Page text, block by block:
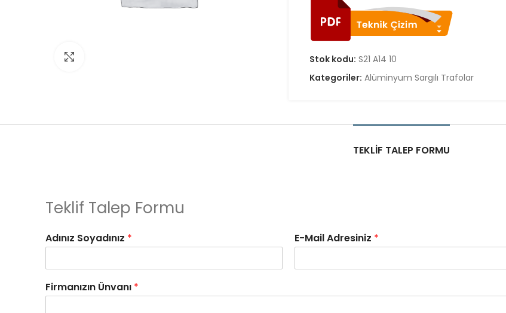
Stok kodu: S21 A14 10
Kategoriler: Alüminyum Sargılı Trafolar
TEKLIF TALEP FORMU
Teklif Talep Formu
Adınız Soyadınız * E-Mail Adresiniz *
Firmanızın Ünvanı *